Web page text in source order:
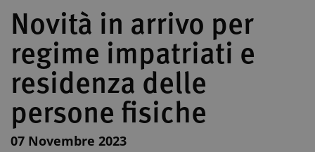
Novità in arrivo per
regime impatriati e
residenza delle
persone fisiche
07 Novembre 2023